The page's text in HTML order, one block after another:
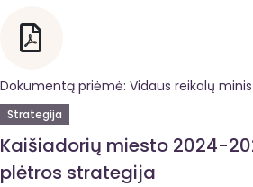
Dokumentą priėmė: Vidaus reikalų
Strategija
Kaišiadorių miesto 2024-
plėtros strategija